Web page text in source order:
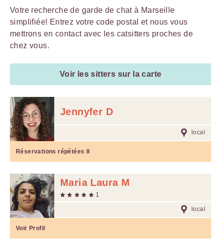
Votre recherche de garde de chat à Marseille
simplifiée! Entrez votre code postal et nous vous
mettrons en contact avec les catsitters proches de
chez vous.
Voir les sitters sur la carte
Jennyfer D
local
Réservations répétées 8
Maria Laura M
1
local
Voir Profil